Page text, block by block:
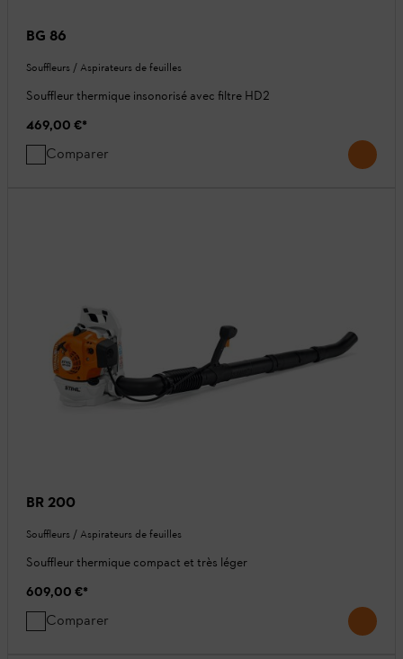
BG 86
Souffleurs / Aspirateurs de feuilles
Souffleur thermique insonorisé avec filtre HD2
469,00 €*
Comparer
BR 200
Souffleurs / Aspirateurs de feuilles
Souffleur thermique compact et très léger
609,00 €*
Comparer